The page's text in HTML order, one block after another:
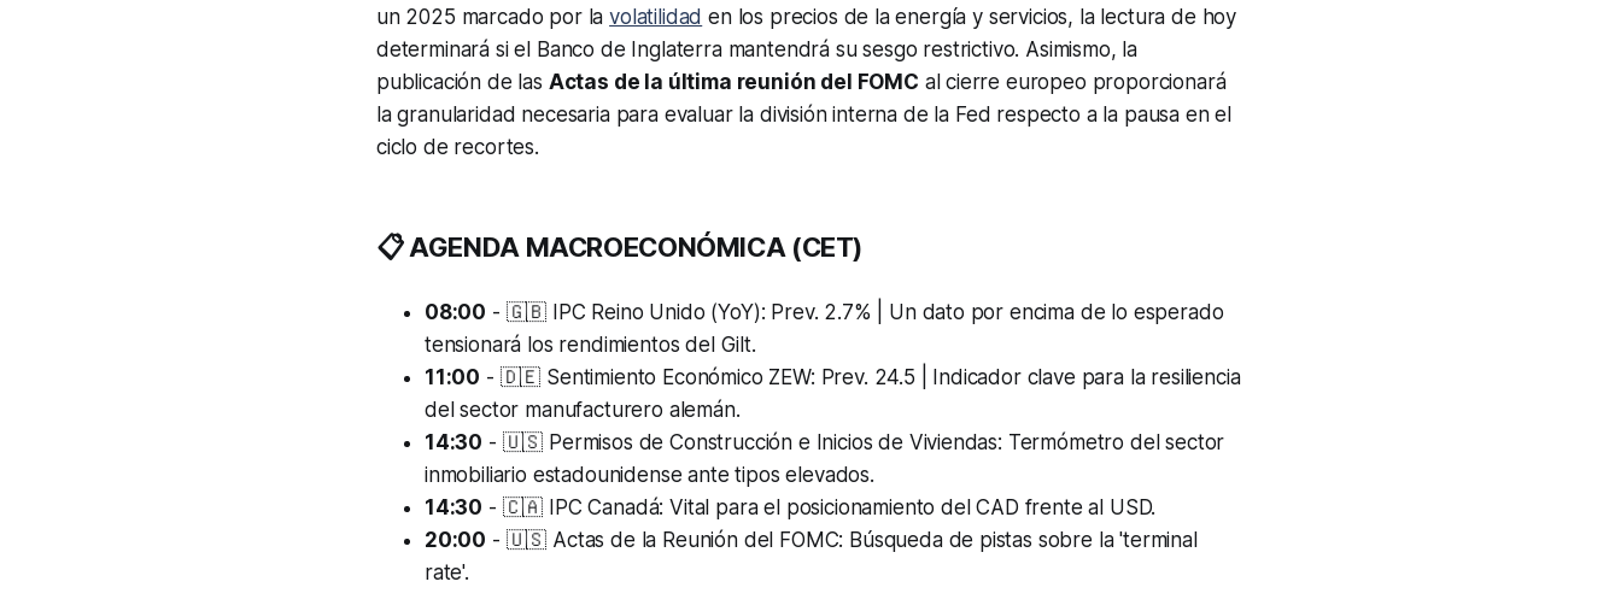
un 2025 marcado por lavolatilidad en los precios de la energía y servicios, la lectura de hoy
determinará si el Banco de Inglaterra mantendrá su sesgo restrictivo. Asimismo, la
publicación de las Actas de la última reunión del FOMC al cierre europeo proporcionará
la granularidad necesaria para evaluar la división interna de la Fed respecto a la pausa en el
ciclo de recortes.
📋 AGENDA MACROECONÓMICA (CET)
08:00 - 🇬🇧 IPC Reino Unido (YoY): Prev. 2.7% | Un dato por encima de lo esperado
tensionará los rendimientos del Gilt.
11:00 - 🇩🇪 Sentimiento Económico ZEW: Prev. 24.5 | Indicador clave para la resiliencia
del sector manufacturero alemán.
14:30 - 🇺🇸 Permisos de Construcción e Inicios de Viviendas: Termómetro del sector
inmobiliario estadounidense ante tipos elevados.
14:30 - 🇨🇦 IPC Canadá: Vital para el posicionamiento del CAD frente al USD.
20:00 - 🇺🇸 Actas de la Reunión del FOMC: Búsqueda de pistas sobre la 'terminal
rate'.